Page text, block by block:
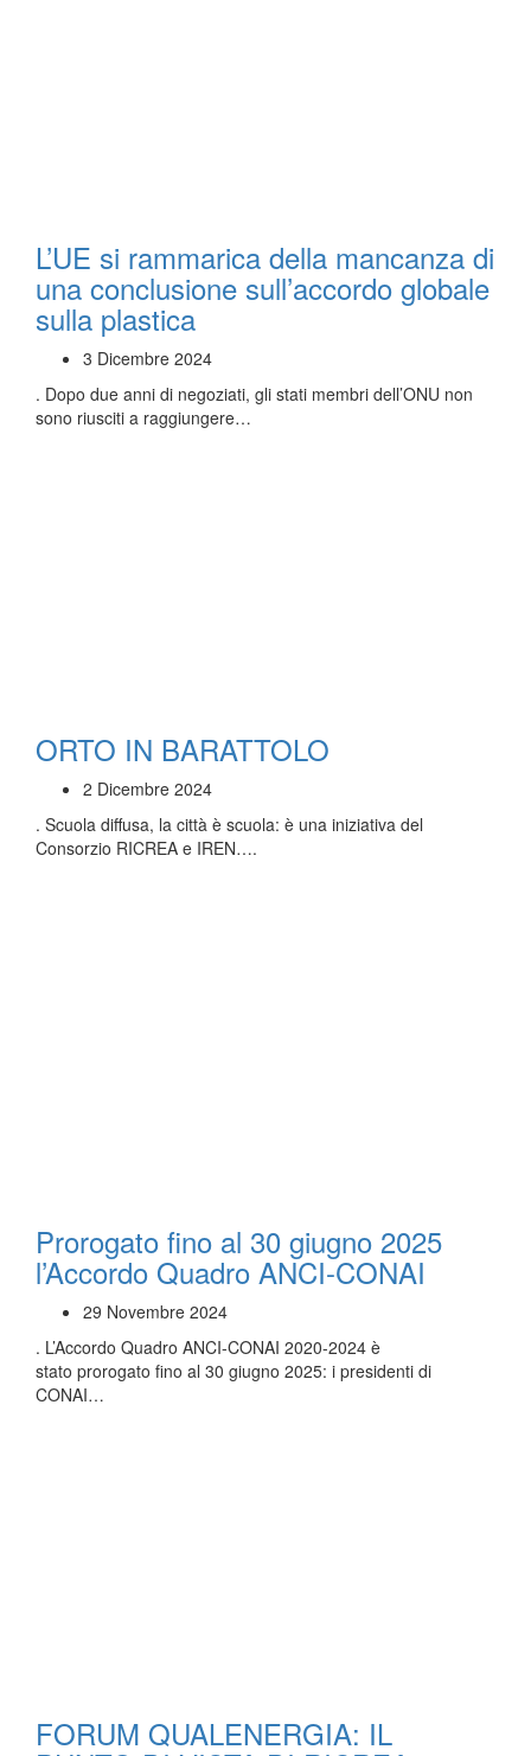
L’UE si rammarica della mancanza di
una conclusione sull’accordo globale
sulla plastica
3 Dicembre 2024
. Dopo due anni di negoziati, gli stati membri dell’ONU non
sono riusciti a raggiungere…
ORTO IN BARATTOLO
2 Dicembre 2024
. Scuola diffusa, la città è scuola: è una iniziativa del
Consorzio RICREA e IREN….
Prorogato fino al 30 giugno 2025
l’Accordo Quadro ANCI-CONAI
29 Novembre 2024
. L’Accordo Quadro ANCI-CONAI 2020-2024 è
stato prorogato fino al 30 giugno 2025: i presidenti di
CONAI…
FORUM QUALENERGIA: IL